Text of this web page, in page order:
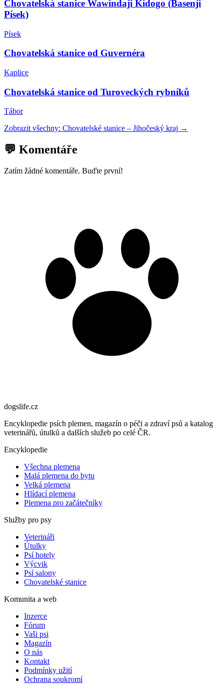
Chovatelská stanice Wawindaji Kidogo (Basenji
Písek)
Písek
Chovatelská stanice od Guvernéra
Kaplice
Chovatelská stanice od Turoveckých rybníků
Tábor
Zobrazit všechny: Chovatelské stanice – Jihočeský kraj →
💬 Komentáře
Zatím žádné komentáře. Buďte první!
dogslife.cz
Encyklopedie psích plemen, magazín o péči a zdraví psů a katalog
veterinářů, útulků a dalších služeb po celé ČR.
Encyklopedie
Všechna plemena
Malá plemena do bytu
Velká plemena
Hlídací plemena
Plemena pro začátečníky
Služby pro psy
Veterináři
Útulky
Psí hotely
Výcvik
Psí salony
Chovatelské stanice
Komunita a web
Inzerce
Fórum
Vaši psi
Magazín
O nás
Kontakt
Podmínky užití
Ochrana soukromí